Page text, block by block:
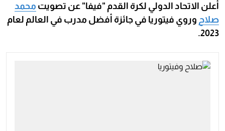
أعلن الاتحاد الدولي لكرة القدم "فيفا" عن تصويت محمد
صلاح وروي فيتوريا في جائزة أفضل مدرب في العالم لعام
2023.